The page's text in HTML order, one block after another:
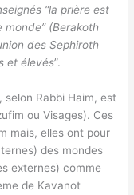
“la prière est
monde” (Berakoth
des Sephiroth
et élevés”.
Rabbi Haim, est
ou Visages). Ces
mais, elles ont pour
des mondes
externes) comme
de Kavanot